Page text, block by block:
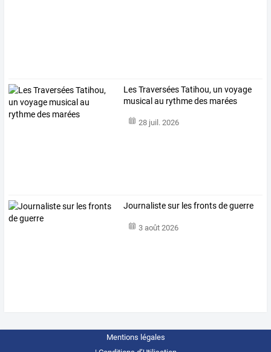
Les Traversées Tatihou, un voyage
musical au rythme des marées
28 juil. 2026
Journaliste sur les fronts de guerre
3 août 2026
Mentions légales